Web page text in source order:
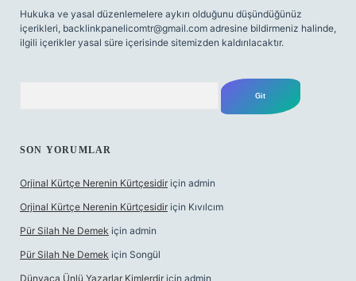
Hukuka ve yasal düzenlemelere aykırı olduğunu düşündüğünüz
içerikleri, backlinkpanelicomtr@gmail.com adresine bildirmeniz halinde,
ilgili içerikler yasal süre içerisinde sitemizden kaldırılacaktır.
SON YORUMLAR
Orjinal Kürtçe Nerenin Kürtçesidir için admin
Orjinal Kürtçe Nerenin Kürtçesidir için Kıvılcım
Pür Silah Ne Demek için admin
Pür Silah Ne Demek için Songül
Dünyaca Ünlü Yazarlar Kimlerdir için admin